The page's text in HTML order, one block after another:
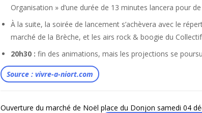
Organisation » d’une durée de 13 minutes lancera pour
À la suite, la soirée de lancement s’achèvera avec le
marché de la Brèche, et les airs rock & boogie du
20h30 : fin des animations, mais les projections se
Source : vivre-a-niort.com
Ouverture du marché de Noël place du Donjon samedi 04